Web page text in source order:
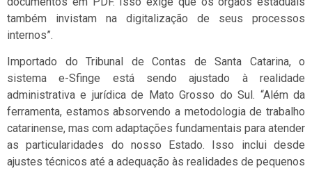
também invistam na digitalização de seus processos
internos”.
Importado do Tribunal de Contas de Santa Catarina, o
sistema e-Sfinge está sendo ajustado à realidade
administrativa e jurídica de Mato Grosso do Sul. “Além da
ferramenta, estamos absorvendo a metodologia de trabalho
catarinense, mas com adaptações fundamentais para atender
as particularidades do nosso Estado. Isso inclui desde
ajustes técnicos até a adequação às realidades de pequenos